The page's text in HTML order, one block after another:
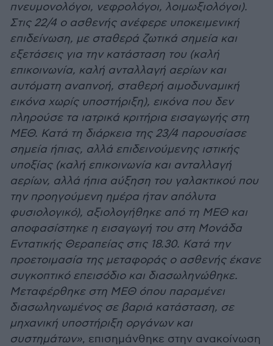
πνευμονολόγοι, νεφρολόγοι, λοιμωξιολόγοι).
Στις 22/4 ο ασθενής ανέφερε υποκειμενική
επιδείνωση, με σταθερά ζωτικά σημεία και
εξετάσεις για την κατάσταση του (καλή
επικοινωνία, καλή ανταλλαγή αερίων και
αυτόματη αναπνοή, σταθερή αιμοδυναμική
εικόνα χωρίς υποστήριξη), εικόνα που δεν
πληρούσε τα ιατρικά κριτήρια εισαγωγής στη
ΜΕΘ. Κατά τη διάρκεια της 23/4 παρουσίασε
σημεία ήπιας, αλλά επιδεινούμενης ιστικής
υποξίας (καλή επικοινωνία και ανταλλαγή
αερίων, αλλά ήπια αύξηση του γαλακτικού που
την προηγούμενη ημέρα ήταν απόλυτα
φυσιολογικό), αξιολογήθηκε από τη ΜΕΘ και
αποφασίστηκε η εισαγωγή του στη Μονάδα
Εντατικής Θεραπείας στις 18.30. Κατά την
προετοιμασία της μεταφοράς ο ασθενής έκανε
συγκοπτικό επεισόδιο και διασωληνώθηκε.
Μεταφέρθηκε στη ΜΕΘ όπου παραμένει
διασωληνωμένος σε βαριά κατάσταση, σε
μηχανική υποστήριξη οργάνων και
συστημάτων», επισημάνθηκε στην ανακοίνωση